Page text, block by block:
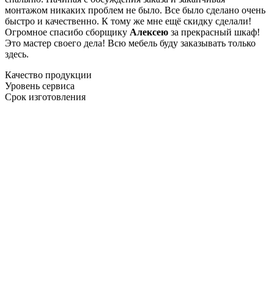
монтажом никаких проблем не было. Все было сделано очень
быстро и качественно. К тому же мне ещё скидку сделали!
Огромное спасибо сборщику Алексею за прекрасный шкаф!
Это мастер своего дела! Всю мебель буду заказывать только
здесь.
Качество продукции
Уровень сервиса
Срок изготовления